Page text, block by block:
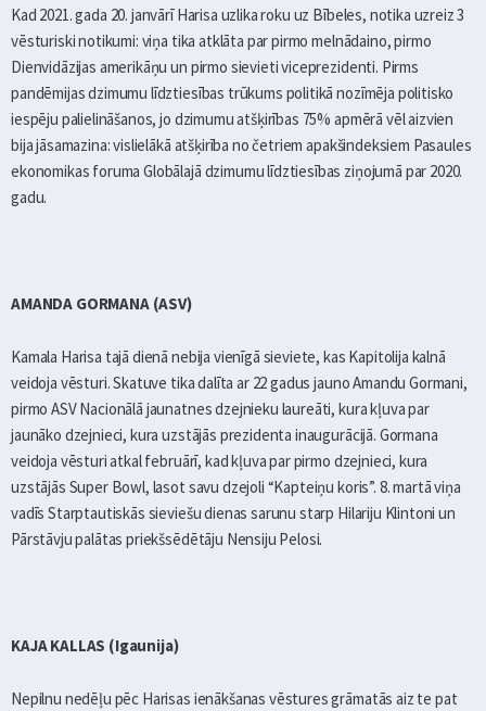
Kad 2021. gada 20. janvārī Harisa uzlika roku uz Bībeles, notika uzreiz 3
vēsturiski notikumi: viņa tika atklāta par pirmo melnādaino, pirmo
Dienvidāzijas amerikāņu un pirmo sievieti viceprezidenti. Pirms
pandēmijas dzimumu līdztiesības trūkums politikā nozīmēja politisko
iespēju palielināšanos, jo dzimumu atšķirības 75% apmērā vēl aizvien
bija jāsamazina: vislielākā atšķirība no četriem apakšindeksiem Pasaules
ekonomikas foruma Globālajā dzimumu līdztiesības ziņojumā par 2020.
gadu.
AMANDA GORMANA (ASV)
Kamala Harisa tajā dienā nebija vienīgā sieviete, kas Kapitolija kalnā
veidoja vēsturi. Skatuve tika dalīta ar 22 gadus jauno Amandu Gormani,
pirmo ASV Nacionālā jaunatnes dzejnieku laureāti, kura kļuva par
jaunāko dzejnieci, kura uzstājās prezidenta inaugurācijā. Gormana
veidoja vēsturi atkal februārī, kad kļuva par pirmo dzejnieci, kura
uzstājās Super Bowl, lasot savu dzejoli “Kapteiņu koris”. 8. martā viņa
vadīs Starptautiskās sieviešu dienas sarunu starp Hilariju Klintoni un
Pārstāvju palātas priekšsēdētāju Nensiju Pelosi.
KAJA KALLAS (Igaunija)
Nepilnu nedēļu pēc Harisas ienākšanas vēstures grāmatās aiz te pat